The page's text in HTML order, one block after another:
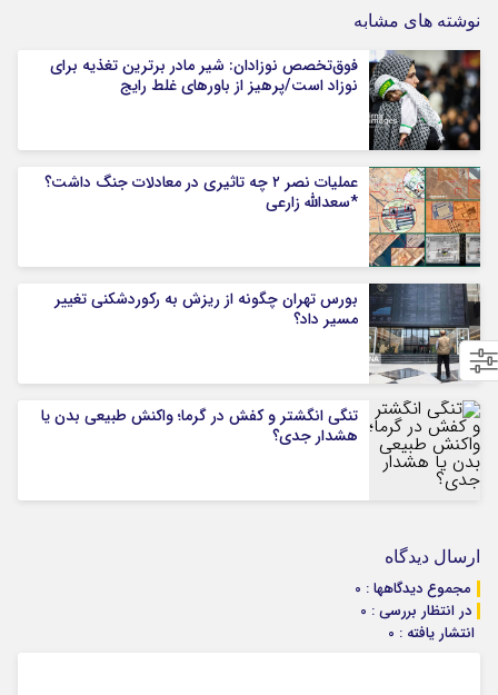
نوشته های مشابه
فوق‌تخصص نوزادان: شیر مادر برترین تغذیه برای
نوزاد است/پرهیز از باورهای غلط رایج
عملیات نصر ۲ چه تاثیری در معادلات جنگ داشت؟
*سعدالله زارعی
بورس تهران چگونه از ریزش به رکوردشکنی تغییر
مسیر داد؟
تنگی انگشتر و کفش در گرما؛ واکنش طبیعی بدن یا
هشدار جدی؟
ارسال دیدگاه
مجموع دیدگاهها : 0
در انتظار بررسی : 0
انتشار یافته : 0